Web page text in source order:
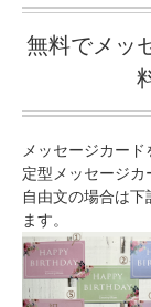
無料でメッ
メッセージカード
定型メッセージカ
自由文の場合は
ます。